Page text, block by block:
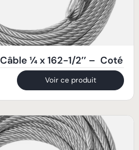
¼ x 162-1/2’’ – Coté
Voir ce produit